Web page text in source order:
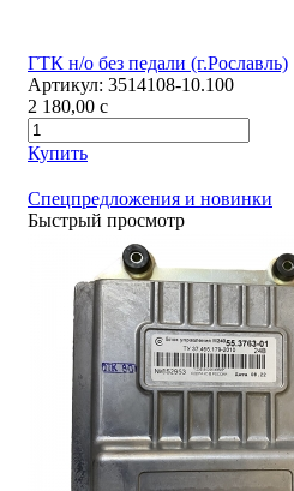
ГТК н/о без педали (г.Рославль)
Артикул: 3514108-10.100
2 180,00 c
Купить
Спецпредложения и новинки
Быстрый просмотр